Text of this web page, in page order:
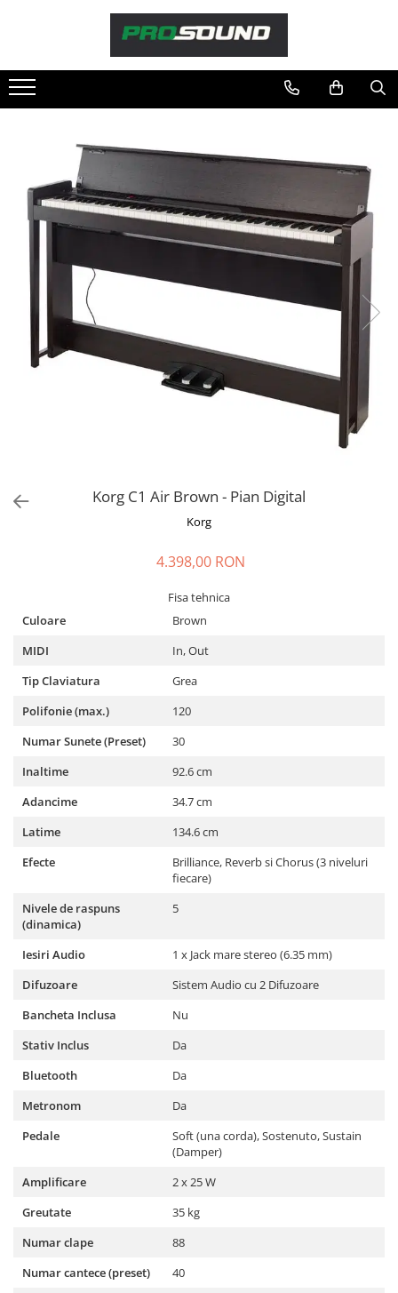
Sonorizare / PA
Adaptoare phantom
Adresare publica 100V
Amplificatoare Audio
Boxe Audio
Ecrane de difuzie
Mixere audio
Monitorizare In-Ear
Pickup-uri, platane & accesorii
Playere si Recordere
Procesoare si efecte
Stabilizatoare de tensiune UPS si
Accesorii de microfoane
Microfoane de broadcast
Microfoane de masurare si
calibrare
Microfoane de studio
Microfoane lavaliera si headset
Microfoane podcast, USB, iOS /
Microfoane pt Camere Video
Microfoane pt instalatii si
Microfoane stereo
Microfoane wireless si sisteme
Studio si inregistrari
Accesorii de microfoane
Accesorii de rack
Controllere MIDI - USB DAW
Controllere monitoare de studio
Convertoare AD/DA
Interfete MIDI si Cabluri Midi-USB
Monitoare de studio
Pop filtre
Preamplificatoare
Korg C1 Air Brown - Pian Digital
Korg
4.398,00 RON
Fisa tehnica
Culoare
Brown
MIDI
In, Out
Tip Claviatura
Grea
Polifonie (max.)
120
Numar Sunete (Preset)
30
Inaltime
92.6 cm
Adancime
34.7 cm
Latime
134.6 cm
Efecte
Brilliance, Reverb si Chorus (3 niveluri
fiecare)
Nivele de raspuns
(dinamica)
5
Iesiri Audio
1 x Jack mare stereo (6.35 mm)
Difuzoare
Sistem Audio cu 2 Difuzoare
Bancheta Inclusa
Nu
Stativ Inclus
Da
Bluetooth
Da
Metronom
Da
Pedale
Soft (una corda), Sostenuto, Sustain
(Damper)
Amplificare
2 x 25 W
Greutate
35 kg
Numar clape
88
Numar cantece (preset)
40